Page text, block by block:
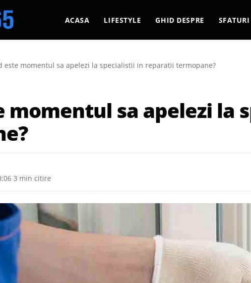
ACASA LIFESTYLE GHID DESPRE
este momentul sa apelezi la specialistii in reparatii termopane?
momentul sa apelezi
3 min citire